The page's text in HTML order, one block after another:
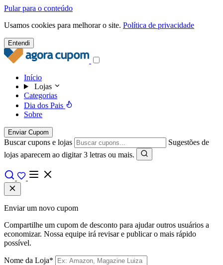
Pular para o conteúdo
Usamos cookies para melhorar o site. Política de privacidade
Entendi
Início
Lojas
Categorias
Dia dos Pais
Sobre
Enviar Cupom
Buscar cupons e lojas
Sugestões de
lojas aparecem ao digitar 3 letras ou mais.
Enviar um novo cupom
Compartilhe um cupom de desconto para ajudar outros usuários a
economizar. Nossa equipe irá revisar e publicar o mais rápido
possível.
Nome da Loja*